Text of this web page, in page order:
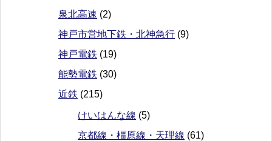
泉北高速 (2)
神戸市営地下鉄・北神急行 (9)
神戸電鉄 (19)
能勢電鉄 (30)
近鉄 (215)
けいはんな線 (5)
京都線・橿原線・天理線 (61)